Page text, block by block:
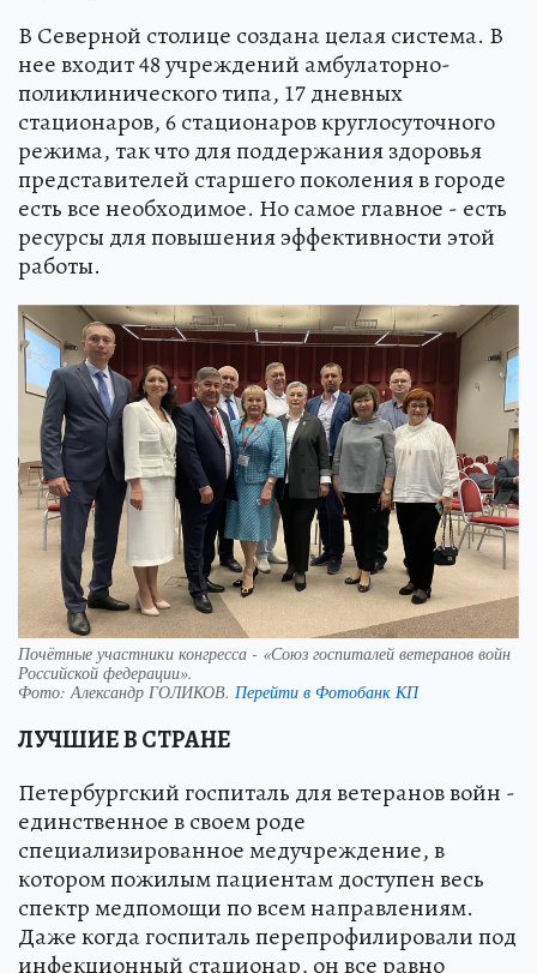
В Северной столице создана целая система. В
нее входит 48 учреждений амбулаторно-
поликлинического типа, 17 дневных
стационаров, 6 стационаров круглосуточного
режима, так что для поддержания здоровья
представителей старшего поколения в городе
есть все необходимое. Но самое главное - есть
ресурсы для повышения эффективности этой
работы.
Почётные участники конгресса - «Союз госпиталей ветеранов войн
Российской федерации».
Фото:Александр ГОЛИКОВ. Перейти в Фотобанк КП
ЛУЧШИЕ В СТРАНЕ
Петербургский госпиталь для ветеранов войн -
единственное в своем роде
специализированное медучреждение, в
котором пожилым пациентам доступен весь
спектр медпомощи по всем направлениям.
Даже когда госпиталь перепрофилировали под
инфекционный стационар, он все равно